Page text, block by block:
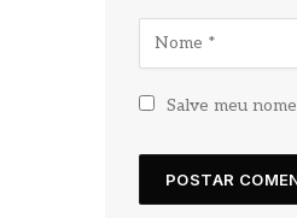
Salve meu